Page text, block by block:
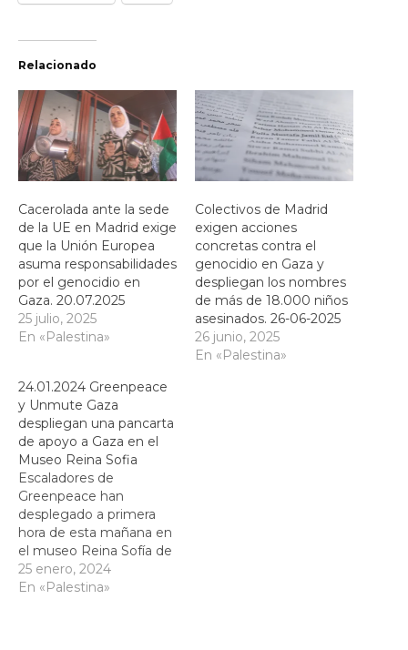
Relacionado
Cacerolada ante la sede
de la UE en Madrid exige
que la Unión Europea
asuma responsabilidades
por el genocidio en
Gaza. 20.07.2025
25 julio, 2025
En «Palestina»
Colectivos de Madrid
exigen acciones
concretas contra el
genocidio en Gaza y
despliegan los nombres
de más de 18.000 niños
asesinados. 26-06-2025
26 junio, 2025
En «Palestina»
24.01.2024 Greenpeace
y Unmute Gaza
despliegan una pancarta
de apoyo a Gaza en el
Museo Reina Sofia
Escaladores de
Greenpeace han
desplegado a primera
hora de esta mañana en
el museo Reina Sofía de
Madrid una ilustración
del artista visual
25 enero, 2024
En «Palestina»